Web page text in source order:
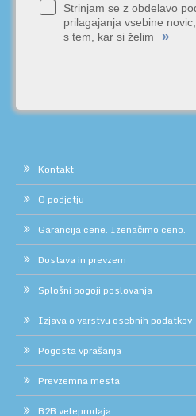
Strinjam se z obdelavo
prilagajanja vsebine
s tem, kar si želim
»
Kontakt
O podjetju
Garancija cene. Izenačimo ceno.
Dostava in prevzem
Splošni pogoji poslovanja
Izjava o varstvu osebnih podatkov
Pogosta vprašanja
Prevzemna mesta
B2B veleprodaja